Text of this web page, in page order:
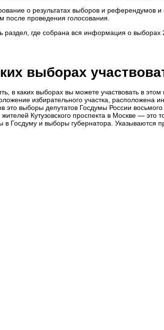
о результатах выборов и референдумов
проведения голосования.
раздел, где собрана вся информация о выборах
выборах
в каких выборах вы можете участвовать в этом
избирательного участка,
это выборы депутатов Госдумы России
Кутузовского проспекта в Москве — это
Госдуму и выборы губернатора. Указываются